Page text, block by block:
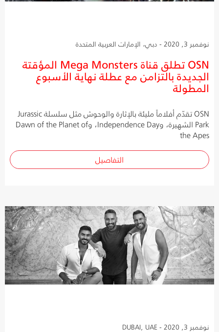
نوفمبر 3, 2020 - دبي، الإمارات العربية المتحدة
OSN تطلق قناة Mega Monsters المؤقتة
الجديدة بالتزامن مع عطلة نهاية الأسبوع
المطولة
OSN تقدّم أفلاماً مليئة بالإثارة والوحوش مثل سلسلة Jurassic
Park الشهيرة، وIndependence Day، وDawn of the Planet of
the Apes
التفاصيل
نوفمبر 3, 2020 - DUBAI, UAE